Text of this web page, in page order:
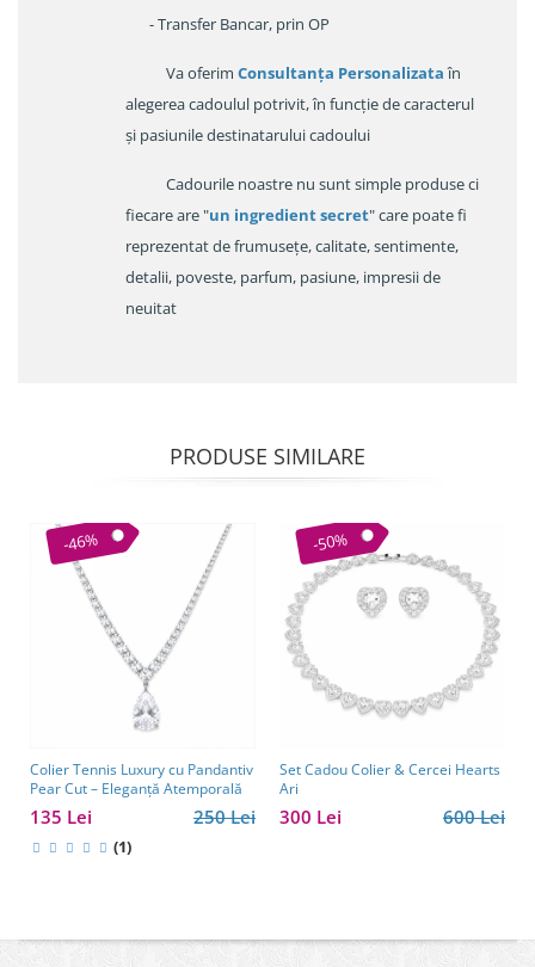
- Transfer Bancar, prin OP
Va oferim Consultanța Personalizataîn
alegerea cadoulul potrivit, în funcție de caracterul
și pasiunile destinatarului cadoului
Cadourile noastre nu sunt simple produse ci
fiecare are "un ingredient secret" care poate fi
reprezentat de frumusețe, calitate, sentimente,
detalii, poveste, parfum, pasiune, impresii de
neuitat
PRODUSE SIMILARE
-46%
Colier Tennis Luxury cu Pandantiv
Pear Cut – Eleganță Atemporală
250 Lei
135 Lei
(1)
-50%
Set Cadou Colier & Cercei Hearts
Ari
600 Lei
300 Lei